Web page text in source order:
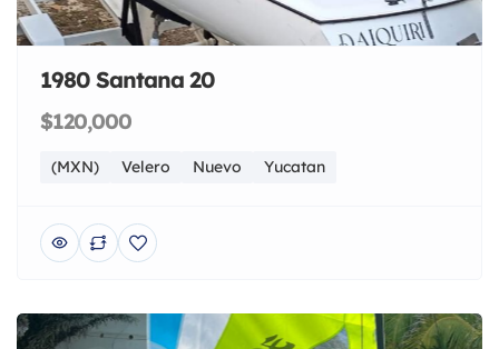
1980 Santana 20
$120,000
(MXN) Velero Nuevo Yucatan